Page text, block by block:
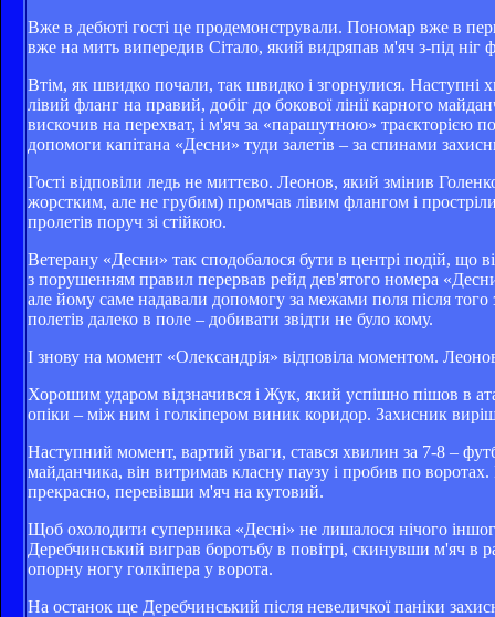
Вже в дебюті гості це продемонстрували. Пономар вже в
вже на мить випередив Сітало, який видряпав м'яч з-під ніг
Втім, як швидко почали, так швидко і згорнулися.
лівий фланг на правий, добіг до бокової лінії карного
вискочив на перехват, і м'яч за «парашутною» траєкторією
допомоги капітана «Десни» туди залетів – за спинами
Гості відповіли ледь не миттєво. Леонов, який змінив
жорстким, але не грубим) промчав лівим флангом і
пролетів поруч зі стійкою.
Ветерану «Десни» так сподобалося бути в центрі подій,
з порушенням правил перервав рейд дев'ятого номера
але йому саме надавали допомогу за межами поля після
полетів далеко в поле – добивати звідти не було кому.
І знову на момент «Олександрія» відповіла моментом.
Хорошим ударом відзначився і Жук, який успішно пішов в
опіки – між ним і голкіпером виник коридор. Захисник
Наступний момент, вартий уваги, стався хвилин за 7-8 –
майданчика, він витримав класну паузу і пробив по
прекрасно, перевівши м'яч на кутовий.
Щоб охолодити суперника «Десні» не лишалося нічого
Деребчинський виграв боротьбу в повітрі, скинувши м'яч в
опорну ногу голкіпера у ворота.
На останок ще Деребчинський після невеличкої паніки